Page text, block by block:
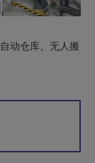
动仓库、无人搬